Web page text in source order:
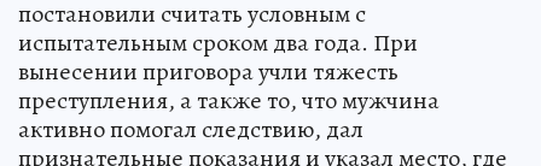
постановили считать условным с
испытательным сроком два года. При
вынесении приговора учли тяжесть
преступления, а также то, что мужчина
активно помогал следствию, дал
признательные показания и указал место, где